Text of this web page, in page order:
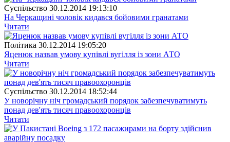
Суспiльство 30.12.2014 19:13:10
На Черкащині чоловік кидався бойовими гранатами
Читати
Полiтика 30.12.2014 19:05:20
Яценюк назвав умову купівлі вугілля із зони АТО
Читати
Суспiльство 30.12.2014 18:52:44
У новорічну ніч громадський порядок забезпечуватимуть
понад дев'ять тисяч правоохоронців
Читати